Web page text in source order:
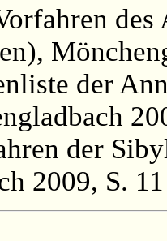
der
der
2009, S.